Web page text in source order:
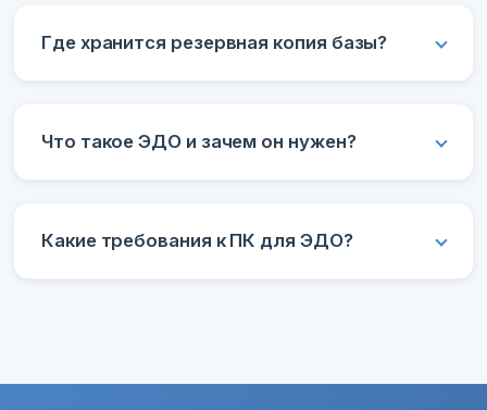
Где хранится резервная копия базы?
Что такое ЭДО и зачем он нужен?
Какие требования к ПК для ЭДО?